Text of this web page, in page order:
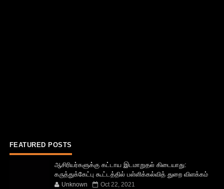
FEATURED POSTS
ஆசிரியர்களுக்கு கட்டாய இடமாறுதல் கிடையாது:
கருத்துக்கேட்பு கூட்டத்தில் பள்ளிக்கல்வித் துறை விளக்கம்
Unknown Oct 22, 2021